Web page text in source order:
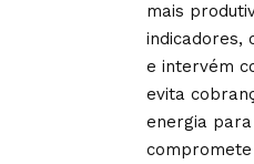
mais
indicadores,
e intervém
evita
energia